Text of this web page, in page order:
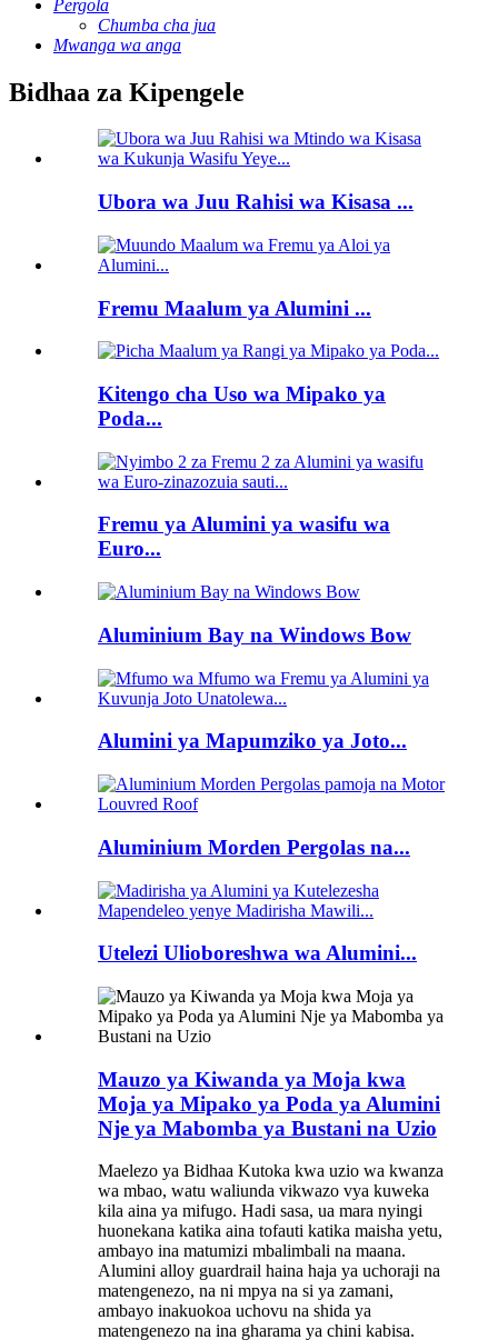
Pergola
Chumba cha jua
Mwanga wa anga
Bidhaa za Kipengele
Ubora wa Juu Rahisi wa Kisasa ...
Fremu Maalum ya Alumini ...
Kitengo cha Uso wa Mipako ya
Poda...
Fremu ya Alumini ya wasifu wa
Euro...
Aluminium Bay na Windows Bow
Alumini ya Mapumziko ya Joto...
Aluminium Morden Pergolas na...
Utelezi Ulioboreshwa wa Alumini...
Mauzo ya Kiwanda ya Moja kwa
Moja ya Mipako ya Poda ya Alumini
Nje ya Mabomba ya Bustani na Uzio
Maelezo ya Bidhaa Kutoka kwa uzio wa kwanza
wa mbao, watu waliunda vikwazo vya kuweka
kila aina ya mifugo. Hadi sasa, ua mara nyingi
huonekana katika aina tofauti katika maisha yetu,
ambayo ina matumizi mbalimbali na maana.
Alumini alloy guardrail haina haja ya uchoraji na
matengenezo, na ni mpya na si ya zamani,
ambayo inakuokoa uchovu na shida ya
matengenezo na ina gharama ya chini kabisa.